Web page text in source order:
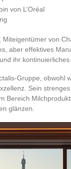
von L’Oréal
von
aber effektives
ihr kontinuierliches
Gruppe, obwohl
Sein
Bereich
glänzen.